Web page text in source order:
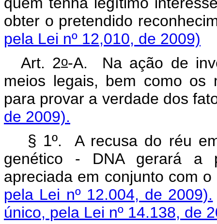
obter o pretendido
pela Lei nº 12,010, de 2009)
Art. 2o-A. Na ação de
meios legais, bem como os
para provar a verdade
de 2009).
§ 1º. A recusa do réu
genético - DNA gerará a
apreciada em conjunto
pela Lei nº 12.004, de 2009).
único, pela Lei nº 14.138, de